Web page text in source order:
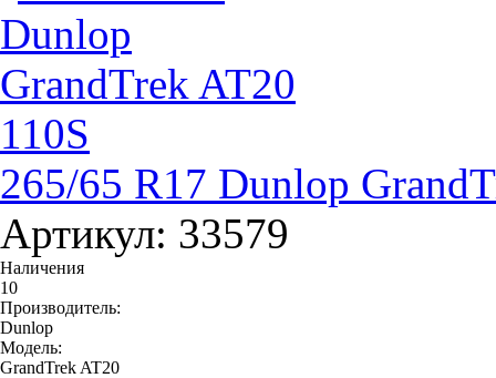
265/65 R17 Dunlop
Артикул: 33579
Наличения
10
Производитель:
Dunlop
Модель:
GrandTrek AT20